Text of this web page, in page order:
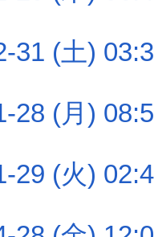
31 (土)
28 (月)
29 (火)